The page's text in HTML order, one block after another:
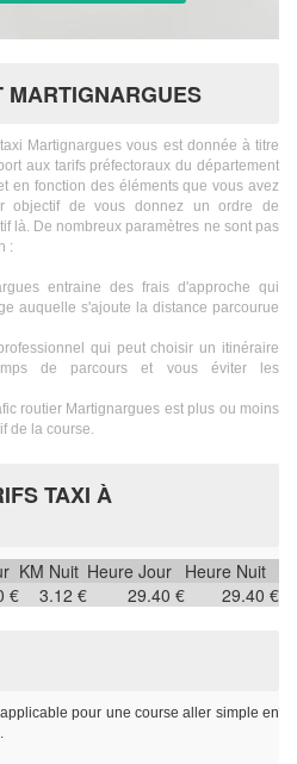
MARTIGNARGUES
Martignargues vous est donnée à titre
aux tarifs préfectoraux du département
en fonction des éléments que vous avez
objectif de vous donnez un ordre de
là. De nombreux paramètres ne sont pas
:
entraine des frais d'approche qui
auquelle s'ajoute la distance parcourue
qui peut choisir un itinéraire
de parcours et vous éviter les
routier Martignargues est plus ou moins
de la course.
TAXI À
KM Nuit Heure Jour Heure Nuit
€ 3.12 € 29.40 € 29.40 €
pour une course aller simple en